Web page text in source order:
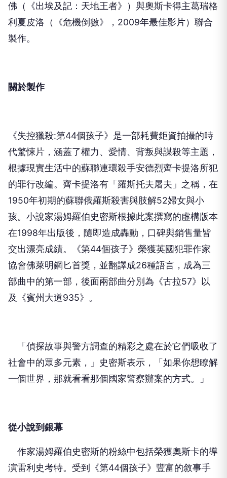
佛（《出埃及記：天地王者》）與奧斯卡得主葛瑞格
利夏皮洛（《危機倒數》，2009年最佳影片）聯合
製作。
關於製作
《失控獵殺:第44個孩子》是一部耗費鉅資拍攝的時
代驚悚片，涵蓋了權力、愛情、背叛與謀殺等主題，
根據現實生活中的蘇聯連環殺手安德烈齊卡提洛所犯
的罪行改編。齊卡提洛有「羅斯托夫屠夫」之稱，在
1950年初期的蘇聯俄羅斯殺害與肢解52婦女與小
孩。小說家湯姆羅伯史密斯根據此案撰寫的虛構版本
在1998年出版後，隨即造成轟動，口碑與銷售量皆
交出漂亮成績。《第44個孩子》榮獲英國犯罪作家
協會佛萊明鋼匕首獎，並翻譯成26種語言，成為三
部曲中的第一部，後面兩部曲分別為《古拉57》以
及《賓州大道935》。
「偵探故事與警方調查的精彩之處在於它們吸收了
社會中的眾多元素，」史密斯表示，「如果你想瞭解
一個世界，那就看看那個國家警察辦案的方式。」
從小說到銀幕
作家湯姆羅伯史密斯的粉絲中包括榮獲奧斯卡的導
演雷利史考特。受到《第44個孩子》豐富的敘事手